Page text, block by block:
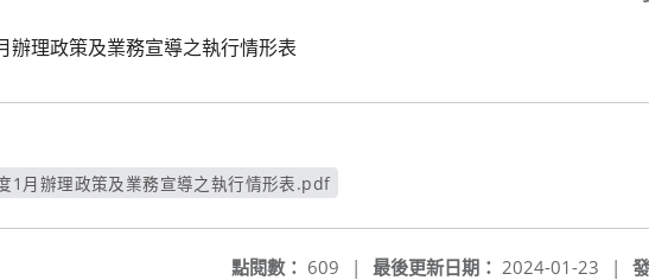
辦理政策及業務宣導之執行情形表
1月辦理政策及業務宣導之執行情形表.pdf
最後更新日期： 2024-01-23 |
點閱數： 609 |